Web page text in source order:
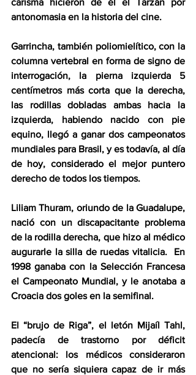
carisma hicieron de él el Tarzán por
antonomasia en la historia del cine.
Garrincha, también poliomielítico, con la
columna vertebral en forma de signo de
interrogación, la pierna izquierda 5
centímetros más corta que la derecha,
las rodillas dobladas ambas hacia la
izquierda, habiendo nacido con pie
equino, llegó a ganar dos campeonatos
mundiales para Brasil, y es todavía, al día
de hoy, considerado el mejor puntero
derecho de todos los tiempos.
Liliam Thuram, oriundo de la Guadalupe,
nació con un discapacitante problema
de la rodilla derecha, que hizo al médico
augurarle la silla de ruedas vitalicia.  En
1998 ganaba con la Selección Francesa
el Campeonato Mundial, y le anotaba a
Croacia dos goles en la semifinal.
El “brujo de Riga”, el letón Mijaíl Tahl,
padecía de trastorno por déficit
atencional: los médicos consideraron
que no sería siquiera capaz de ir más